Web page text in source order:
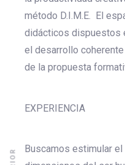
método D.I.M.E. El
didácticos dispuestos
el desarrollo
de la propuesta
EXPERIENCIA
Buscamos estimular